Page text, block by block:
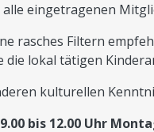
alle eingetragenen
rasches Filtern
die lokal tätigen
kulturellen
bis 12.00 Uhr